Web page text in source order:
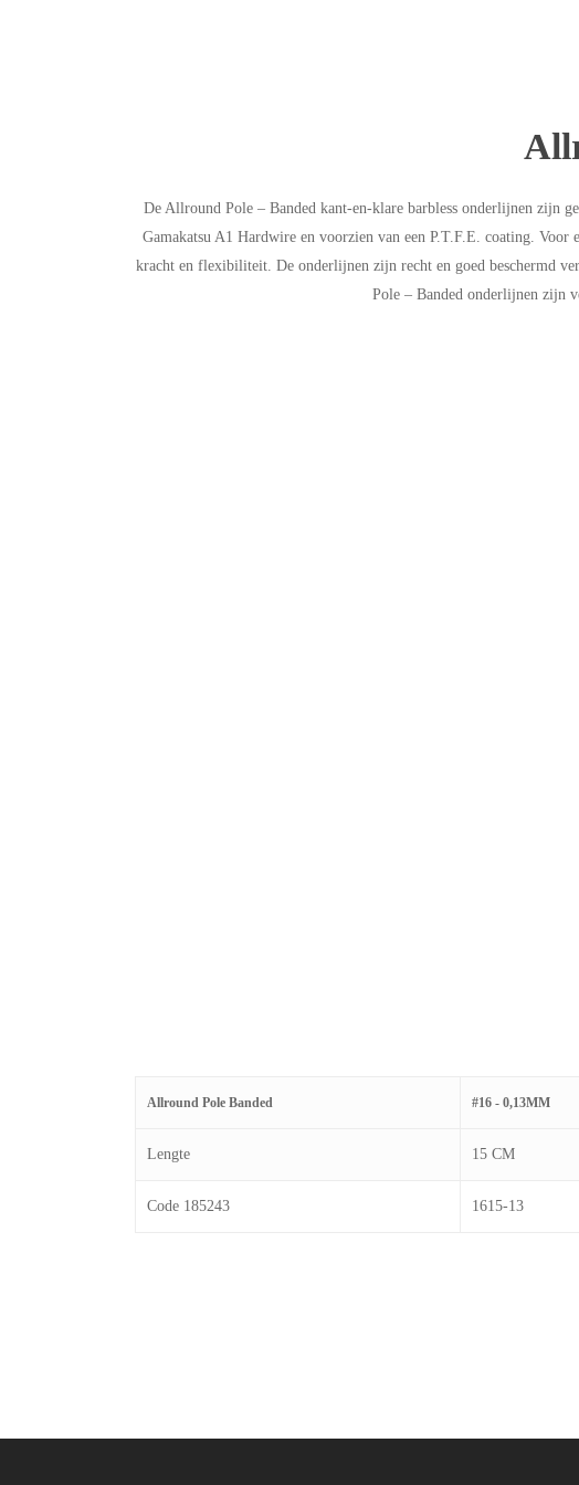
De Allround Pole – Banded kant-en-klare barbless onderlijnen zijn
Gamakatsu A1 Hardwire en voorzien van een P.T.F.E. coating.
kracht en flexibiliteit. De onderlijnen zijn recht en goed beschermd
Pole – Banded onderlijnen zijn
Allround Pole Banded #16 - 0,13MM
Lengte 15 CM
Code 185243 1615-13